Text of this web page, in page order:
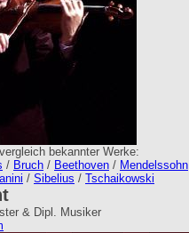
bekannter Werke:
/ Bruch / Beethoven / Mendelssohn
/ Sibelius / Tschaikowski
& Dipl. Musiker